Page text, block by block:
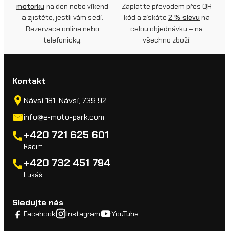
motorku na den nebo víkend
a zjistěte, jestli vám sedí.
Rezervace online nebo
telefonicky.
Zaplaťte převodem přes QR
kód a získáte 2 % slevu na
celou objednávku – na
všechno zboží.
Kontakt
Návsí 181, Návsí, 739 92
info@e-moto-park.com
+420 721 625 601
Radim
+420 732 451 794
Lukáš
Sledujte nás
Facebook Instagram YouTube